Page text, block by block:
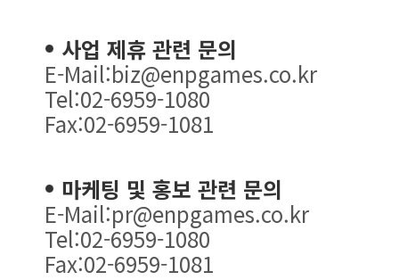
사업 제휴 관련 문의
E-Mail:biz@enpgames.co.kr
Tel:02-6959-1080
Fax:02-6959-1081
마케팅 및 홍보 관련 문의
E-Mail:pr@enpgames.co.kr
Tel:02-6959-1080
Fax:02-6959-1081